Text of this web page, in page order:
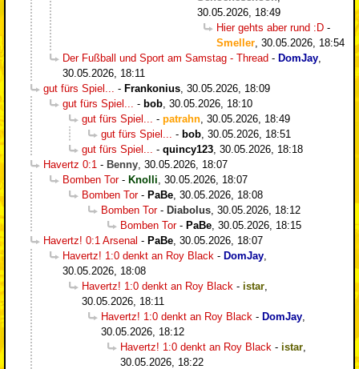
30.05.2026, 18:49
Hier gehts aber rund :D -
Smeller 30.05.2026, 18:54
Der Fußball und Sport am Samstag - Thread - DomJay
30.05.2026, 18:11
gut fürs Spiel...
- Frankonius 30.05.2026, 18:09
gut fürs Spiel...
- bob 30.05.2026, 18:10
gut fürs Spiel...
- patrahn 30.05.2026, 18:49
gut fürs Spiel...
- bob 30.05.2026, 18:51
gut fürs Spiel...
- quincy123 30.05.2026, 18:18
Havertz 0:1 - Benny 30.05.2026, 18:07
Bomben Tor- Knolli 30.05.2026, 18:07
Bomben Tor- PaBe 30.05.2026, 18:08
Bomben Tor- Diabolus 30.05.2026, 18:12
Bomben Tor- PaBe 30.05.2026, 18:15
Havertz! 0:1 Arsenal - PaBe 30.05.2026, 18:07
Havertz! 1:0 denkt an Roy Black - DomJay
30.05.2026, 18:08
Havertz! 1:0 denkt an Roy Black - istar
30.05.2026, 18:11
Havertz! 1:0 denkt an Roy Black - DomJay
30.05.2026, 18:12
Havertz! 1:0 denkt an Roy Black - istar
30.05.2026, 18:22